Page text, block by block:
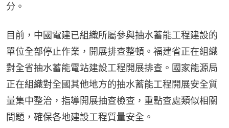
分。
目前，中國電建已組織所屬參與抽水蓄能工程建設的
單位全部停止作業，開展排查整頓。福建省正在組織
對全省抽水蓄能電站建設工程開展排查。國家能源局
正在組織對全國其他地方的抽水蓄能工程開展安全質
量集中整治，指導開展抽查檢查，重點查處類似相關
問題，確保各地建設工程質量安全。